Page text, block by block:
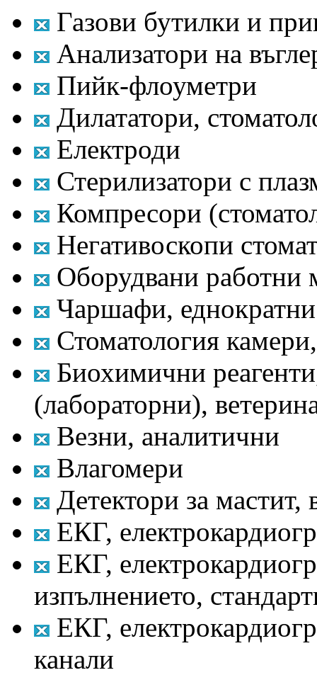
Газови бутилки и
Анализатори на
Пийк-флоуметри
Дилататори,
Електроди
Стерилизатори с
Компресори
Негативоскопи
Оборудвани работни
Чаршафи, еднократни
Стоматология
Биохимични
(лабораторни),
Везни, аналитични
Влагомери
Детектори за мастит,
ЕКГ,
ЕКГ,
изпълнението,
ЕКГ,
канали